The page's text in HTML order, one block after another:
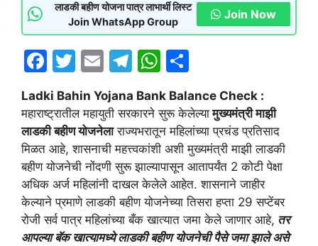
लाडकी बहीण योजना पात्र लाभार्थी लिस्ट
Join WhatsApp Group
Join Now
F
a
c
e
b
o
o
k
T
w
itt
er
E
m
ai
l
T
el
e
gr
a
m
W
h
at
s
A
p
p
ar
e
Ladki Bahin Yojana Bank Balance Check :
महाराष्ट्रातील महायुती सरकारने सुरू केलेल्यामुख्यमंत्री माझी
लाडकी बहीण योजनेलाराज्यभरातून महिलांच्या प्रचंड प्रतिसाद
मिळत आहे, शासनाची महत्त्वकांशी अशी मुख्यमंत्री माझी लाडकी
बहीण योजनेची नोंदणी सुरू झाल्यापासून आतापर्यंत 2 कोटी पेक्षा
अधिक अर्ज महिलांनी दाखल केलेले आहेत. शासनाने जाहीर
केल्याने प्रमाणे लाडकी बहीण योजनेच्या तिसरा हप्ता 29 सप्टेंबर
रोजी सर्व पात्र महिलांच्या बँक खात्यात जमा केले जाणार आहे, तर
आपल्या बॅक खात्यामध्ये लाडकीबहीण योजनेची पैसे जमा झाले असे